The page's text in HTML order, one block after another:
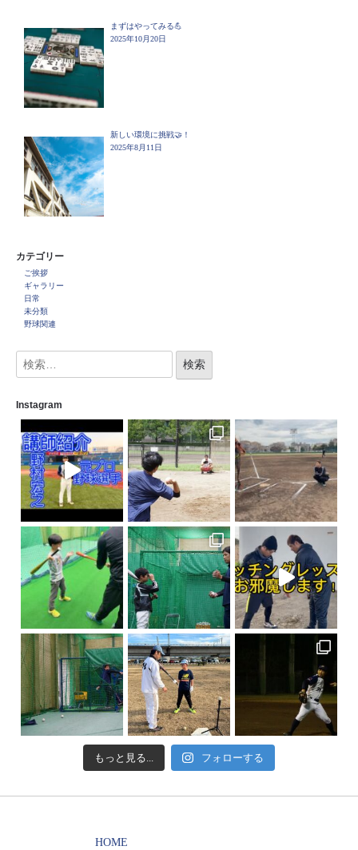
まずはやってみる💪
2025年10月20日
新しい環境に挑戦🤝！
2025年8月11日
カテゴリー
ご挨拶
ギャラリー
日常
未分類
野球関連
Instagram
もっと見る... フォローする
HOME